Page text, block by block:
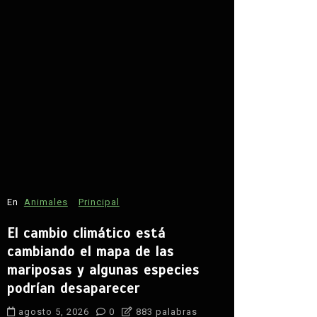
En Animales Principal
El cambio climático está
cambiando el mapa de las
mariposas y algunas especies
podrían desaparecer
agosto 5, 2026 0 883 palabras